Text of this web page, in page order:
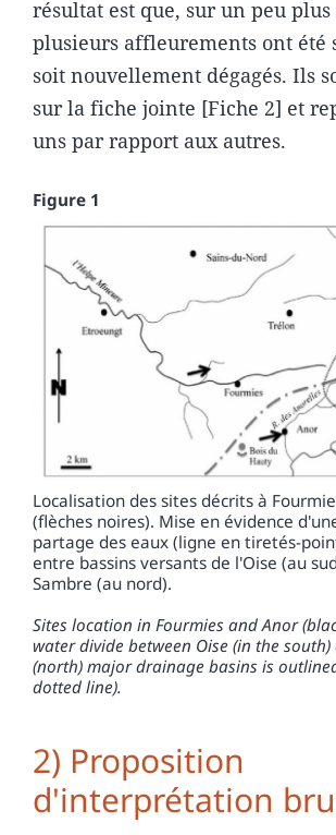
résultat est que, sur un peu plus
plusieurs affleurements ont été
soit nouvellement dégagés. Ils
sur la fiche jointe [Fiche 2] et
uns par rapport aux autres.
Figure 1
Localisation des sites décrits à
(flèches noires). Mise en évidence
partage des eaux (ligne en tiretés-
entre bassins versants de l'Oise (au
Sambre (au nord).
Sites location in Fourmies and Anor
water divide between Oise (in the
(north) major drainage basins is
dotted line).
2) Proposition
d'interprétation